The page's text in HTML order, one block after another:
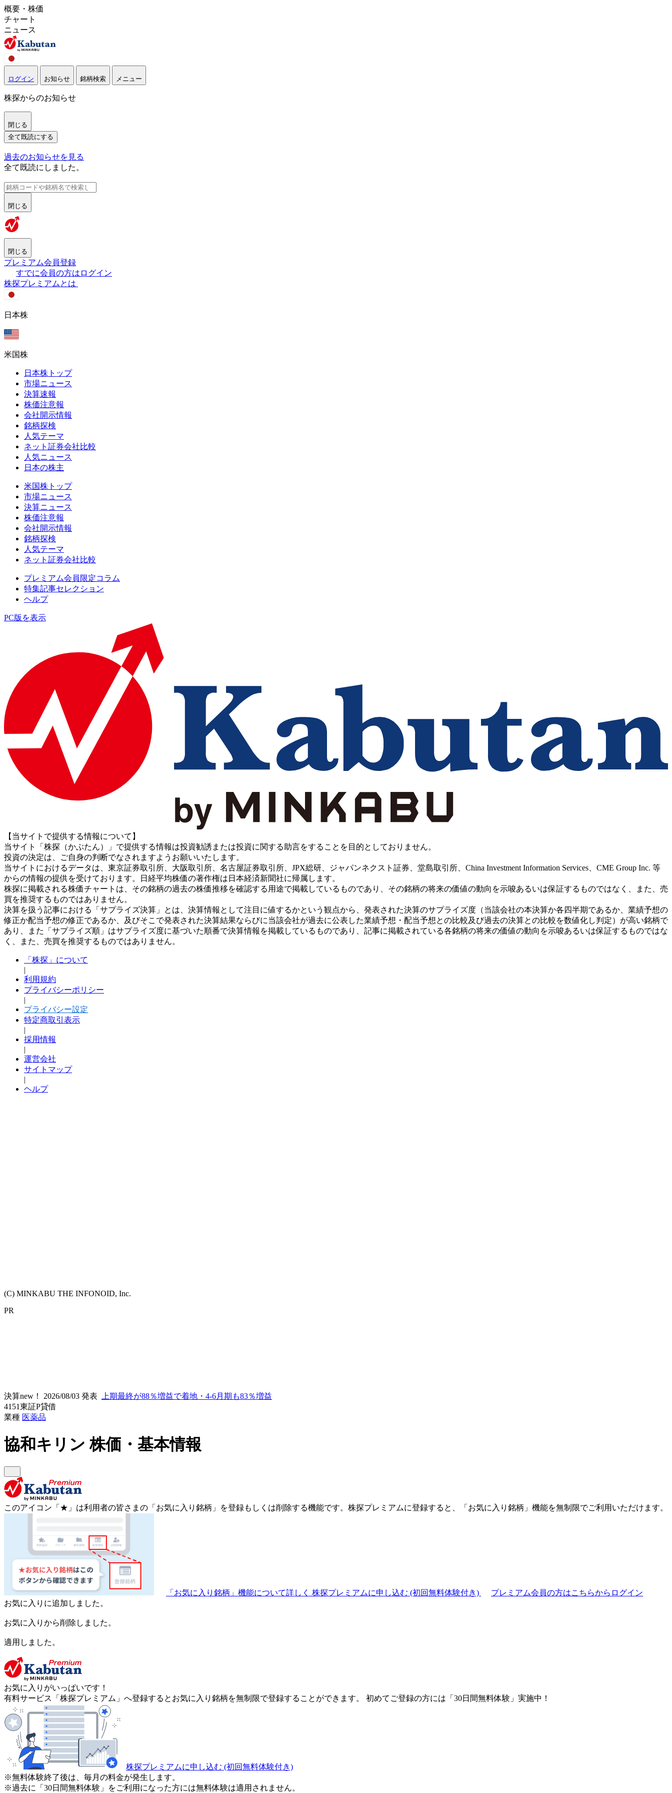
概要・株価
チャート
ニュース
ログイン お知らせ 銘柄検索 メニュー
株探からのお知らせ
閉じる
全て既読にする
過去のお知らせを見る
全て既読にしました。
閉じる
閉じる
プレミアム会員登録
すでに会員の方はログイン
株探プレミアムとは
日本株
米国株
日本株トップ
市場ニュース
決算速報
株価注意報
会社開示情報
銘柄探検
人気テーマ
ネット証券会社比較
人気ニュース
日本の株主
米国株トップ
市場ニュース
決算ニュース
株価注意報
会社開示情報
銘柄探検
人気テーマ
ネット証券会社比較
プレミアム会員限定コラム
特集記事セレクション
ヘルプ
PC版を表示
【当サイトで提供する情報について】
当サイト「株探（かぶたん）」で提供する情報は投資勧誘または投資に関する助言をすることを目的としておりません。
投資の決定は、ご自身の判断でなされますようお願いいたします。
当サイトにおけるデータは、東京証券取引所、大阪取引所、名古屋証券取引所、JPX総研、ジャパンネクスト証券、堂島取引所、China Investment Information Services、CME Group Inc. 等
からの情報の提供を受けております。日経平均株価の著作権は日本経済新聞社に帰属します。
株探に掲載される株価チャートは、その銘柄の過去の株価推移を確認する用途で掲載しているものであり、その銘柄の将来の価値の動向を示唆あるいは保証するものではなく、また、売
買を推奨するものではありません。
決算を扱う記事における「サプライズ決算」とは、決算情報として注目に値するかという観点から、発表された決算のサプライズ度（当該会社の本決算か各四半期であるか、業績予想の
修正か配当予想の修正であるか、及びそこで発表された決算結果ならびに当該会社が過去に公表した業績予想・配当予想との比較及び過去の決算との比較を数値化し判定）が高い銘柄で
あり、また「サプライズ順」はサプライズ度に基づいた順番で決算情報を掲載しているものであり、記事に掲載されている各銘柄の将来の価値の動向を示唆あるいは保証するものではな
く、また、売買を推奨するものではありません。
「株探」について
|
利用規約
プライバシーポリシー
|
プライバシー設定
特定商取引表示
|
採用情報
|
運営会社
サイトマップ
|
ヘルプ
(C) MINKABU THE INFONOID, Inc.
PR
決算new！ 2026/08/03 発表
上期最終が88％増益で着地・4-6月期も83％増益
4151東証P貸借
業種 医薬品
協和キリン株価・基本情報
このアイコン 「★」 は利用者の皆さまの 「お気に入り銘柄」を登録もしくは削除する機能です。 株探プレミアムに登録すると、「お気に入り銘柄」機能を無制限でご利用いただけます。
「お気に入り銘柄」機能について詳しく 株探プレミアムに申し込む (初回無料体験付き)
プレミアム会員の方はこちらからログイン
お気に入りに追加しました。
お気に入りから削除しました。
適用しました。
お気に入りがいっぱいです！
有料サービス「株探プレミアム」へ登録するとお気に入り銘柄を無制限で登録することができます。 初めてご登録の方には「30日間無料体験」実施中！
株探プレミアムに申し込む (初回無料体験付き)
※無料体験終了後は、毎月の料金が発生します。
※過去に「30日間無料体験」をご利用になった方には無料体験は適用されません。